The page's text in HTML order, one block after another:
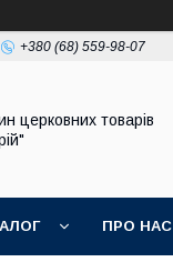
+380 (68) 559-98-07
церковних товарів
ПРО НАС